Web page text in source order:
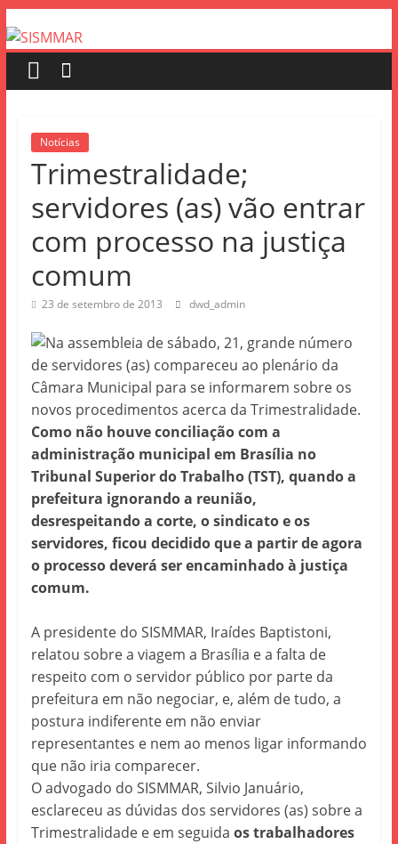
Notícias
Trimestralidade;
servidores (as) vão entrar
com processo na justiça
comum
23 de setembro de 2013 dwd_admin
Na assembleia de sábado, 21, grande número
de servidores (as) compareceu ao plenário da
Câmara Municipal para se informarem sobre os
novos procedimentos acerca da Trimestralidade.
Como não houve conciliação com a
administração municipal em Brasília no
Tribunal Superior do Trabalho (TST), quando a
prefeitura ignorando a reunião,
desrespeitando a corte, o sindicato e os
servidores, ficou decidido que a partir de agora
o processo deverá ser encaminhado à justiça
comum.
A presidente do SISMMAR, Iraídes Baptistoni,
relatou sobre a viagem a Brasília e a falta de
respeito com o servidor público por parte da
prefeitura em não negociar, e, além de tudo, a
postura indiferente em não enviar
representantes e nem ao menos ligar informando
que não iria comparecer.
O advogado do SISMMAR, Silvio Januário,
esclareceu as dúvidas dos servidores (as) sobre a
Trimestralidade e em seguida os trabalhadores